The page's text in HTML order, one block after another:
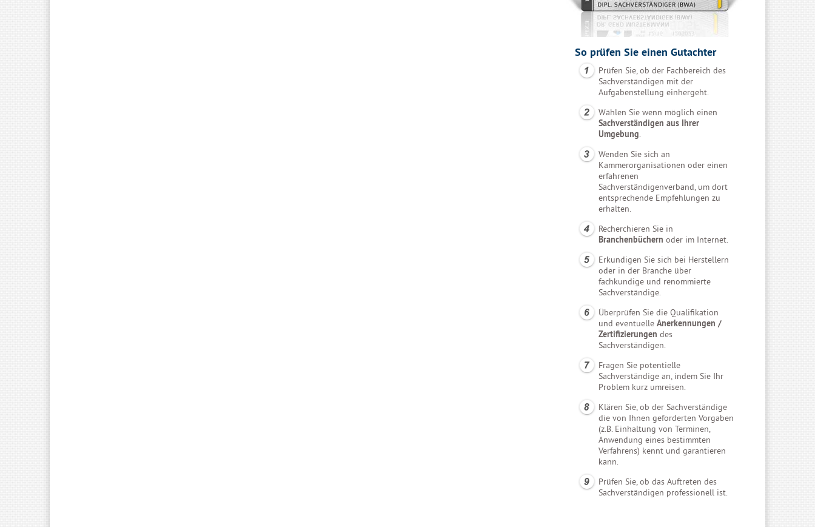
So prüfen Sie einen Gutachter
Prüfen Sie, ob der Fachbereich des
Sachverständigen mit der
Aufgabenstellung einhergeht.
Wählen Sie wenn möglich einen
Sachverständigen aus Ihrer
Umgebung.
Wenden Sie sich an
Kammerorganisationen oder einen
erfahrenen
Sachverständigenverband, um dort
entsprechende Empfehlungen zu
erhalten.
Recherchieren Sie in
Branchenbüchern oder im Internet.
Erkundigen Sie sich bei Herstellern
oder in der Branche über
fachkundige und renommierte
Sachverständige.
Überprüfen Sie die Qualifikation
und eventuelle Anerkennungen /
Zertifizierungen des
Sachverständigen.
Fragen Sie potentielle
Sachverständige an, indem Sie Ihr
Problem kurz umreisen.
Klären Sie, ob der Sachverständige
die von Ihnen geforderten Vorgaben
(z.B. Einhaltung von Terminen,
Anwendung eines bestimmten
Verfahrens) kennt und garantieren
kann.
Prüfen Sie, ob das Auftreten des
Sachverständigen professionell ist.